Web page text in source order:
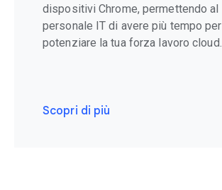
dispositivi Chrome, permettendo al
personale IT di avere più tempo per
potenziare la tua forza lavoro cloud.
Scopri di più